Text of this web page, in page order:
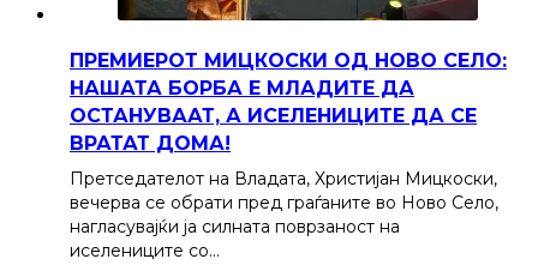
ПРЕМИЕРОТ МИЦКОСКИ ОД НОВО СЕЛО:
НАШАТА БОРБА Е МЛАДИТЕ ДА
ОСТАНУВААТ, А ИСЕЛЕНИЦИТЕ ДА СЕ
ВРАТАТ ДОМА!
Претседателот на Владата, Христијан Мицкоски,
вечерва се обрати пред граѓаните во Ново Село,
нагласувајќи ја силната поврзаност на
иселениците со…